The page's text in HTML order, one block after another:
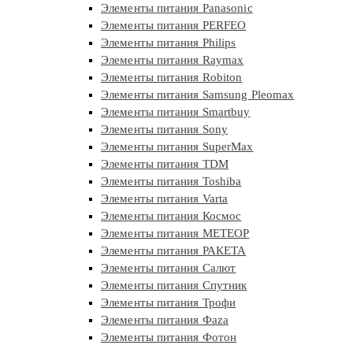
Элементы питания Panasonic
Элементы питания PERFEO
Элементы питания Philips
Элементы питания Raymax
Элементы питания Robiton
Элементы питания Samsung Pleomax
Элементы питания Smartbuy
Элементы питания Sony
Элементы питания SuperMax
Элементы питания TDM
Элементы питания Toshiba
Элементы питания Varta
Элементы питания Космос
Элементы питания МЕТЕОР
Элементы питания РАКЕТА
Элементы питания Салют
Элементы питания Спутник
Элементы питания Трофи
Элементы питания Фaza
Элементы питания Фотон